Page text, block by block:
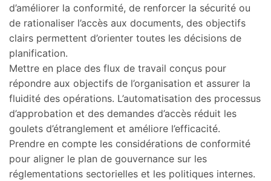
d’améliorer la conformité, de renforcer la sécurité ou
de rationaliser l’accès aux documents, des objectifs
clairs permettent d’orienter toutes les décisions de
planification.
Mettre en place des flux de travail conçus pour
répondre aux objectifs de l’organisation et assurer la
fluidité des opérations. L’automatisation des processus
d’approbation et des demandes d’accès réduit les
goulets d’étranglement et améliore l’efficacité.
Prendre en compte les considérations de conformité
pour aligner le plan de gouvernance sur les
réglementations sectorielles et les politiques internes.